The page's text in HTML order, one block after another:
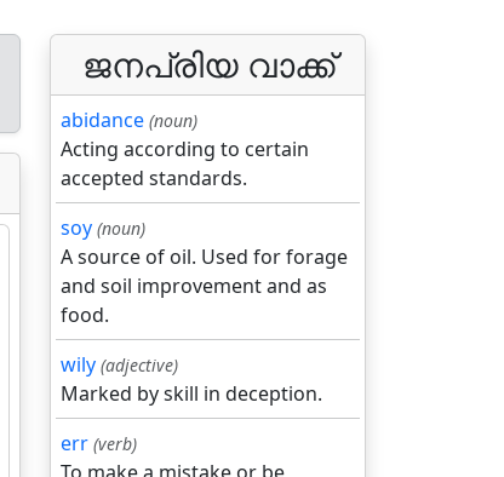
ജനപ്രിയ വാക്ക്
abidance (noun)
Acting according to certain
accepted standards.
soy (noun)
A source of oil. Used for forage
and soil improvement and as
food.
wily (adjective)
Marked by skill in deception.
err (verb)